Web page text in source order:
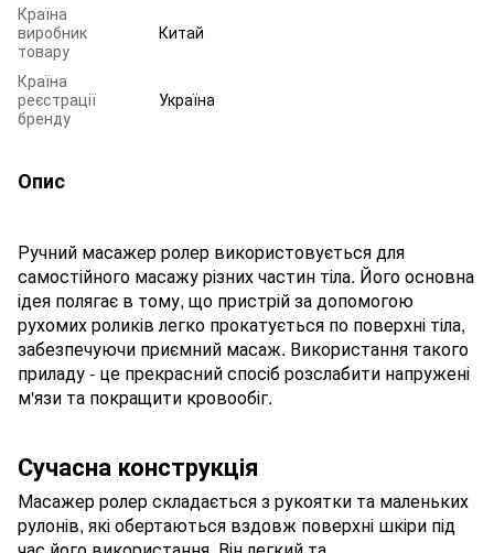
Країна
виробник
товару
Китай
Країна
реєстрації
бренду
Україна
Опис
Ручний масажер ролер використовується для
самостійного масажу різних частин тіла. Його основна
ідея полягає в тому, що пристрій за допомогою
рухомих роликів легко прокатується по поверхні тіла,
забезпечуючи приємний масаж. Використання такого
приладу - це прекрасний спосіб розслабити напружені
м'язи та покращити кровообіг.
Сучасна конструкція
Масажер ролер складається з рукоятки та маленьких
рулонів, які обертаються вздовж поверхні шкіри під